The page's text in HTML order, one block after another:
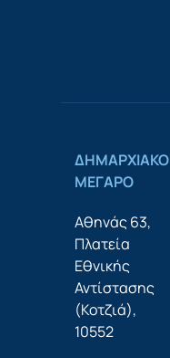
ΔΗΜΑΡΧΙΑΚΟ
ΜΕΓΑΡΟ
Αθηνάς 63,
Πλατεία
Εθνικής
Αντίστασης
(Κοτζιά),
10552